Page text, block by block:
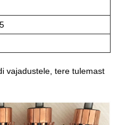
vajadustele, tere tulemast